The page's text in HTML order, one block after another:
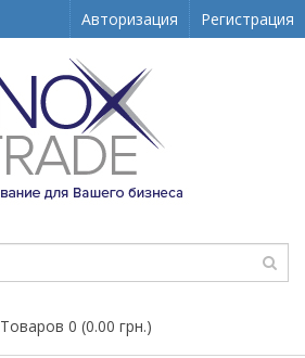
Авторизация Регистрация
Товаров 0 (0.00 грн.)